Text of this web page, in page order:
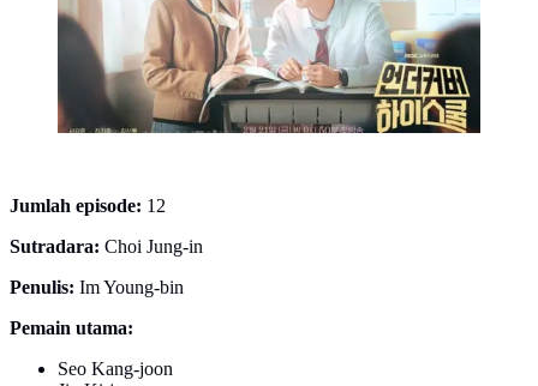
Jumlah episode: 12
Sutradara: Choi Jung-in
Penulis: Im Young-bin
Pemain utama:
Seo Kang-joon